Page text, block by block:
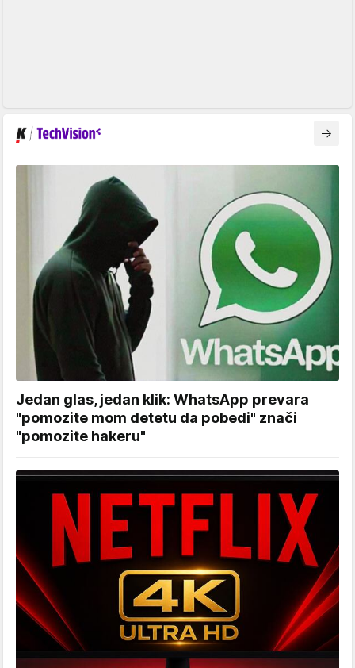
Jedan glas, jedan klik: WhatsApp prevara
"pomozite mom detetu da pobedi" znači
"pomozite hakeru"